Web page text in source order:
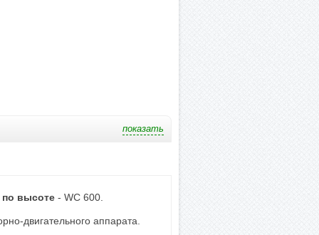
высоте - WC 600
двигательного аппарата.